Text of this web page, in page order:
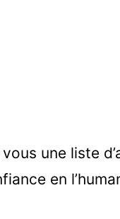
une liste
en